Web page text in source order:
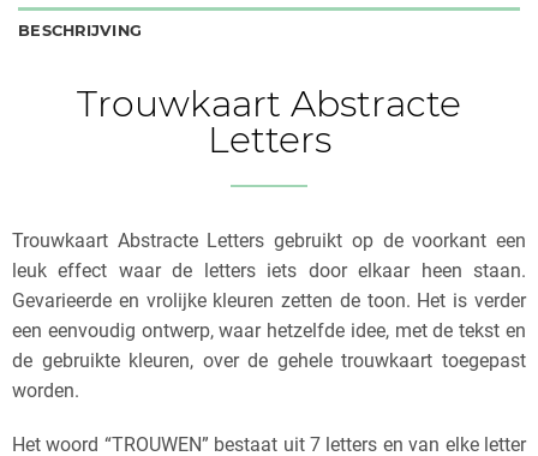
BESCHRIJVING
Trouwkaart Abstracte
Letters
Trouwkaart Abstracte Letters gebruikt op de voorkant een
leuk effect waar de letters iets door elkaar heen staan.
Gevarieerde en vrolijke kleuren zetten de toon. Het is verder
een eenvoudig ontwerp, waar hetzelfde idee, met de tekst en
de gebruikte kleuren, over de gehele trouwkaart toegepast
worden.
Het woord “TROUWEN” bestaat uit 7 letters en van elke letter